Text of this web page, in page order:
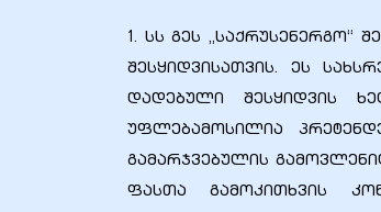
1. სს გეს „საქრუსენერგო“
შესყიდვისათვის. ეს
დადებული შესყიდვის
უფლებამოსილია
გამარჯვებულის
ფასთა გამოკითხვის